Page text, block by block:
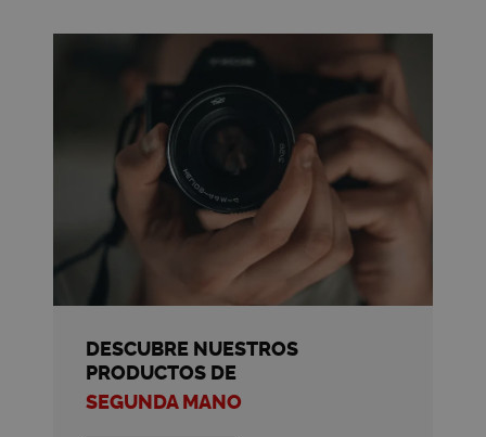
DESCUBRE NUESTROS
PRODUCTOS DE
SEGUNDA MANO